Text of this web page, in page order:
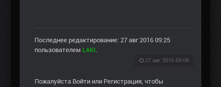
Последнее редактирование: 27 авг 2016 09:25
пользователем LAKI.
27 авг 2016 09:08
Пожалуйста Войти или Регистрация, чтобы